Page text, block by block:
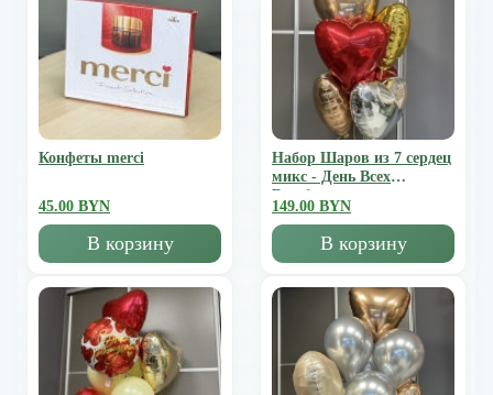
Конфеты merci
45.00 BYN
В корзину
Набор Шаров из 7 сердец
микс - День Всех
Влюбленных
149.00 BYN
В корзину